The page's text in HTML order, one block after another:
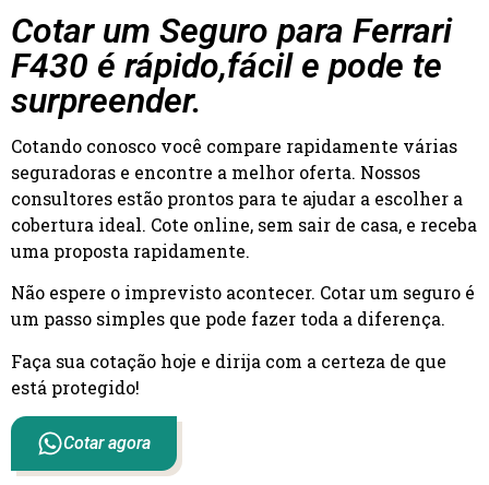
Cotar um Seguro para Ferrari
F430 é rápido,fácil e pode te
surpreender.
Cotando conosco você compare rapidamente várias
seguradoras e encontre a melhor oferta. Nossos
consultores estão prontos para te ajudar a escolher a
cobertura ideal. Cote online, sem sair de casa, e receba
uma proposta rapidamente.
Não espere o imprevisto acontecer. Cotar um seguro é
um passo simples que pode fazer toda a diferença.
Faça sua cotação hoje e dirija com a certeza de que
está protegido!
Cotar agora